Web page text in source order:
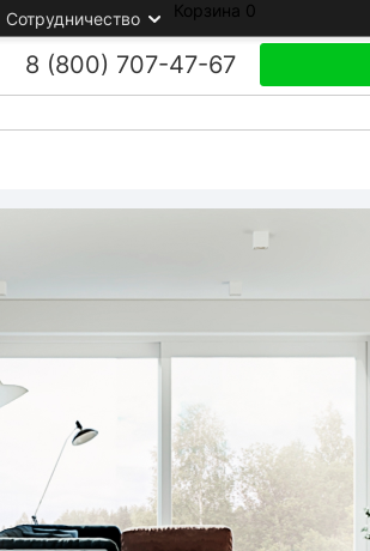
Сотрудничество Корзина 0
8 (800) 707-47-67